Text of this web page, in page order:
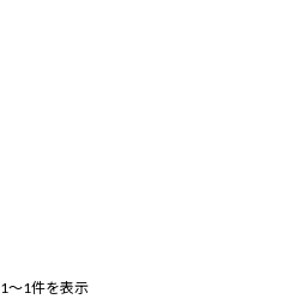
1～1件を表示